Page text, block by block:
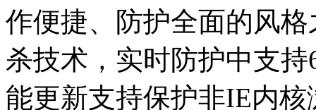
作便捷、防护全面的风
杀技术，实时防护中支
能更新支持保护非IE内